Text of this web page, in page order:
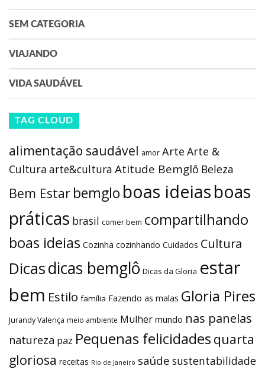
SEM CATEGORIA
VIAJANDO
VIDA SAUDÁVEL
TAG CLOUD
alimentação saudável amor Arte Arte &
Cultura arte&cultura Atitude Bemglô Beleza
Bem Estar bemglo boas ideiasboas
práticas brasil comer bem compartilhando
boas ideias Cozinha cozinhando Cuidados Cultura
Dicasdicas bemglô Dicas da Gloria estar
bem Estilo família Fazendo as malas Gloria Pires
Jurandy Valença meio ambiente Mulher mundo nas panelas
natureza paz Pequenas felicidades quarta
gloriosa receitas Rio de Janeiro saúde sustentabilidade